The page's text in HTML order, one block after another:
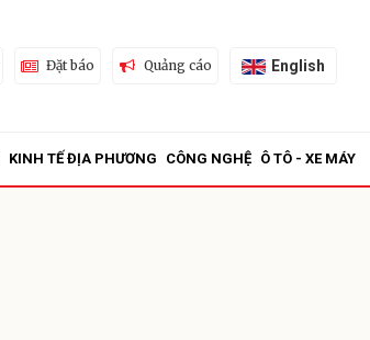
Đặt báo Quảng cáo English
KINH TẾ ĐỊA PHƯƠNG CÔNG NGHỆ Ô TÔ - XE MÁY